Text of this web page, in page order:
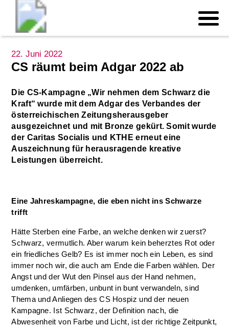
22. Juni 2022
CS räumt beim Adgar 2022 ab
Die CS-Kampagne „Wir nehmen dem Schwarz die
Kraft“ wurde mit dem Adgar des Verbandes der
österreichischen Zeitungsherausgeber
ausgezeichnet und mit Bronze gekürt. Somit wurde
der Caritas Socialis und KTHE erneut eine
Auszeichnung für herausragende kreative
Leistungen überreicht.
Eine Jahreskampagne, die eben nicht ins Schwarze
trifft
Hätte Sterben eine Farbe, an welche denken wir zuerst?
Schwarz, vermutlich. Aber warum kein beherztes Rot oder
ein friedliches Gelb? Es ist immer noch ein Leben, es sind
immer noch wir, die auch am Ende die Farben wählen. Der
Angst und der Wut den Pinsel aus der Hand nehmen,
umdenken, umfärben, unbunt in bunt verwandeln, sind
Thema und Anliegen des CS Hospiz und der neuen
Kampagne. Ist Schwarz, der Definition nach, die
Abwesenheit von Farbe und Licht, ist der richtige Zeitpunkt,